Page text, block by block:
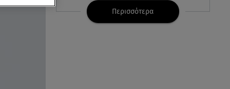
2.500.000 ευρώ
Περισσότερα